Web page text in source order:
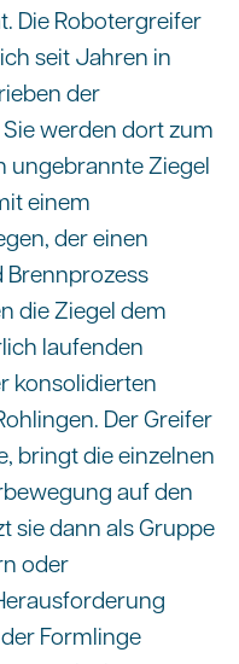
Die Robotergreifer
seit Jahren in
der
werden dort zum
ungebrannte Ziegel
einem
der einen
die Ziegel dem
laufenden
konsolidierten
Der Greifer
bringt die einzelnen
auf den
sie dann als Gruppe
oder
Formlinge